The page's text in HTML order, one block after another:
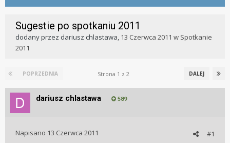
Sugestie po spotkaniu 2011
dodany przez dariusz chlastawa, 13 Czerwca 2011 w Spotkanie
2011
POPRZEDNIA DALEJ
Strona 1 z 2
dariusz chlastawa 589
#1
Napisano 13 Czerwca 2011